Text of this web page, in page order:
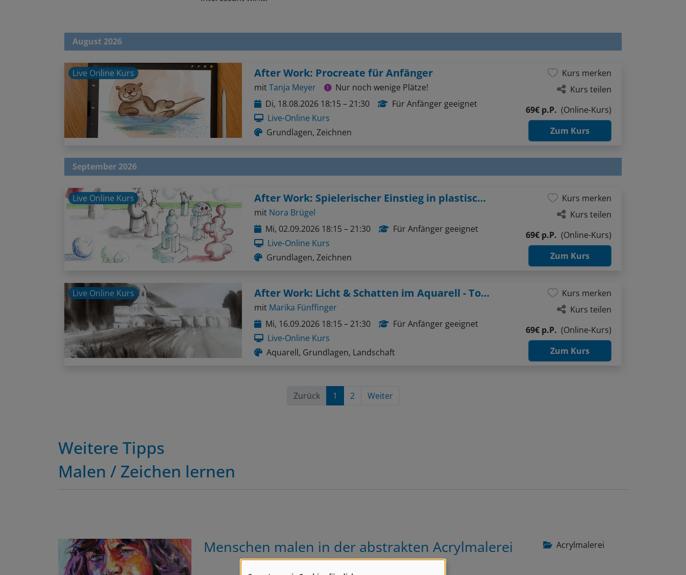
August 2026
Live Online Kurs After Work: Procreate für Anfänger
mitTanja Meyer
Nur noch wenige Plätze!
Di, 18.08.2026 18:15 – 21:30
Für Anfänger geeignet
Live-Online Kurs
Grundlagen, Zeichnen
Kurs merken
Kurs teilen
69€ p.P.
(Online-Kurs)
Zum Kurs
September 2026
Live Online Kurs
mit Nora Brügel
Mi, 02.09.2026 18:15 – 21:30
Für Anfänger geeignet
Live-Online Kurs
Grundlagen, Zeichnen
Kurs merken
Kurs teilen
69€ p.P.
(Online-Kurs)
Zum Kurs
Live Online Kurs
mit Marika Fünffinger
Mi, 16.09.2026 18:15 – 21:30
Für Anfänger geeignet
Live-Online Kurs
Aquarell, Grundlagen, Landschaft
Kurs merken
Kurs teilen
69€ p.P.
(Online-Kurs)
Zum Kurs
Zurück 1 2 Weiter
Weitere Tipps
Malen / Zeichen lernen
Acrylmalerei
Menschen malen in der abstrakten Acrylmalerei